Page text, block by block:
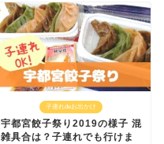
子連れdeお出かけ
宇都宮餃子祭り2019の様子 混
雑具合は？子連れでも行けま